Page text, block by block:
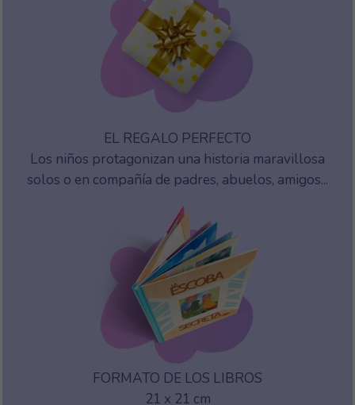
EL REGALO PERFECTO
Los niños protagonizan una historia maravillosa
solos o en compañía de padres, abuelos, amigos...
FORMATO DE LOS LIBROS
21 x 21 cm